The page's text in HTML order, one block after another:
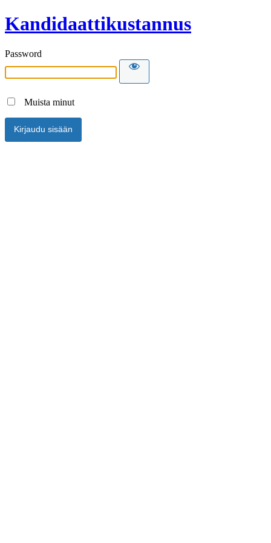
Kandidaattikustannus
Password
Muista minut